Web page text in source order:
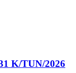
K/TUN/2026